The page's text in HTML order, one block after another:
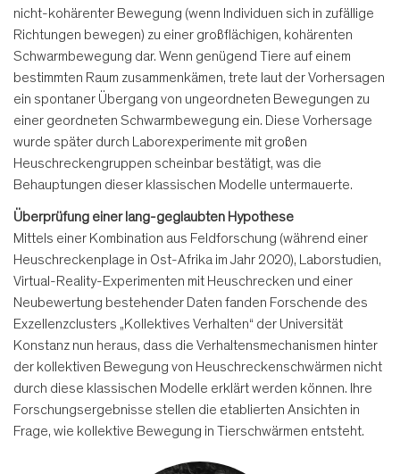
nicht-kohärenter Bewegung (wenn Individuen sich in zufällige
Richtungen bewegen) zu einer großflächigen, kohärenten
Schwarmbewegung dar. Wenn genügend Tiere auf einem
bestimmten Raum zusammenkämen, trete laut der Vorhersagen
ein spontaner Übergang von ungeordneten Bewegungen zu
einer geordneten Schwarmbewegung ein. Diese Vorhersage
wurde später durch Laborexperimente mit großen
Heuschreckengruppen scheinbar bestätigt, was die
Behauptungen dieser klassischen Modelle untermauerte.
Überprüfung einer lang-geglaubten Hypothese
Mittels einer Kombination aus Feldforschung (während einer
Heuschreckenplage in Ost-Afrika im Jahr 2020), Laborstudien,
Virtual-Reality-Experimenten mit Heuschrecken und einer
Neubewertung bestehender Daten fanden Forschende des
Exzellenzclusters „Kollektives Verhalten“ der Universität
Konstanz nun heraus, dass die Verhaltensmechanismen hinter
der kollektiven Bewegung von Heuschreckenschwärmen nicht
durch diese klassischen Modelle erklärt werden können. Ihre
Forschungsergebnisse stellen die etablierten Ansichten in
Frage, wie kollektive Bewegung in Tierschwärmen entsteht.